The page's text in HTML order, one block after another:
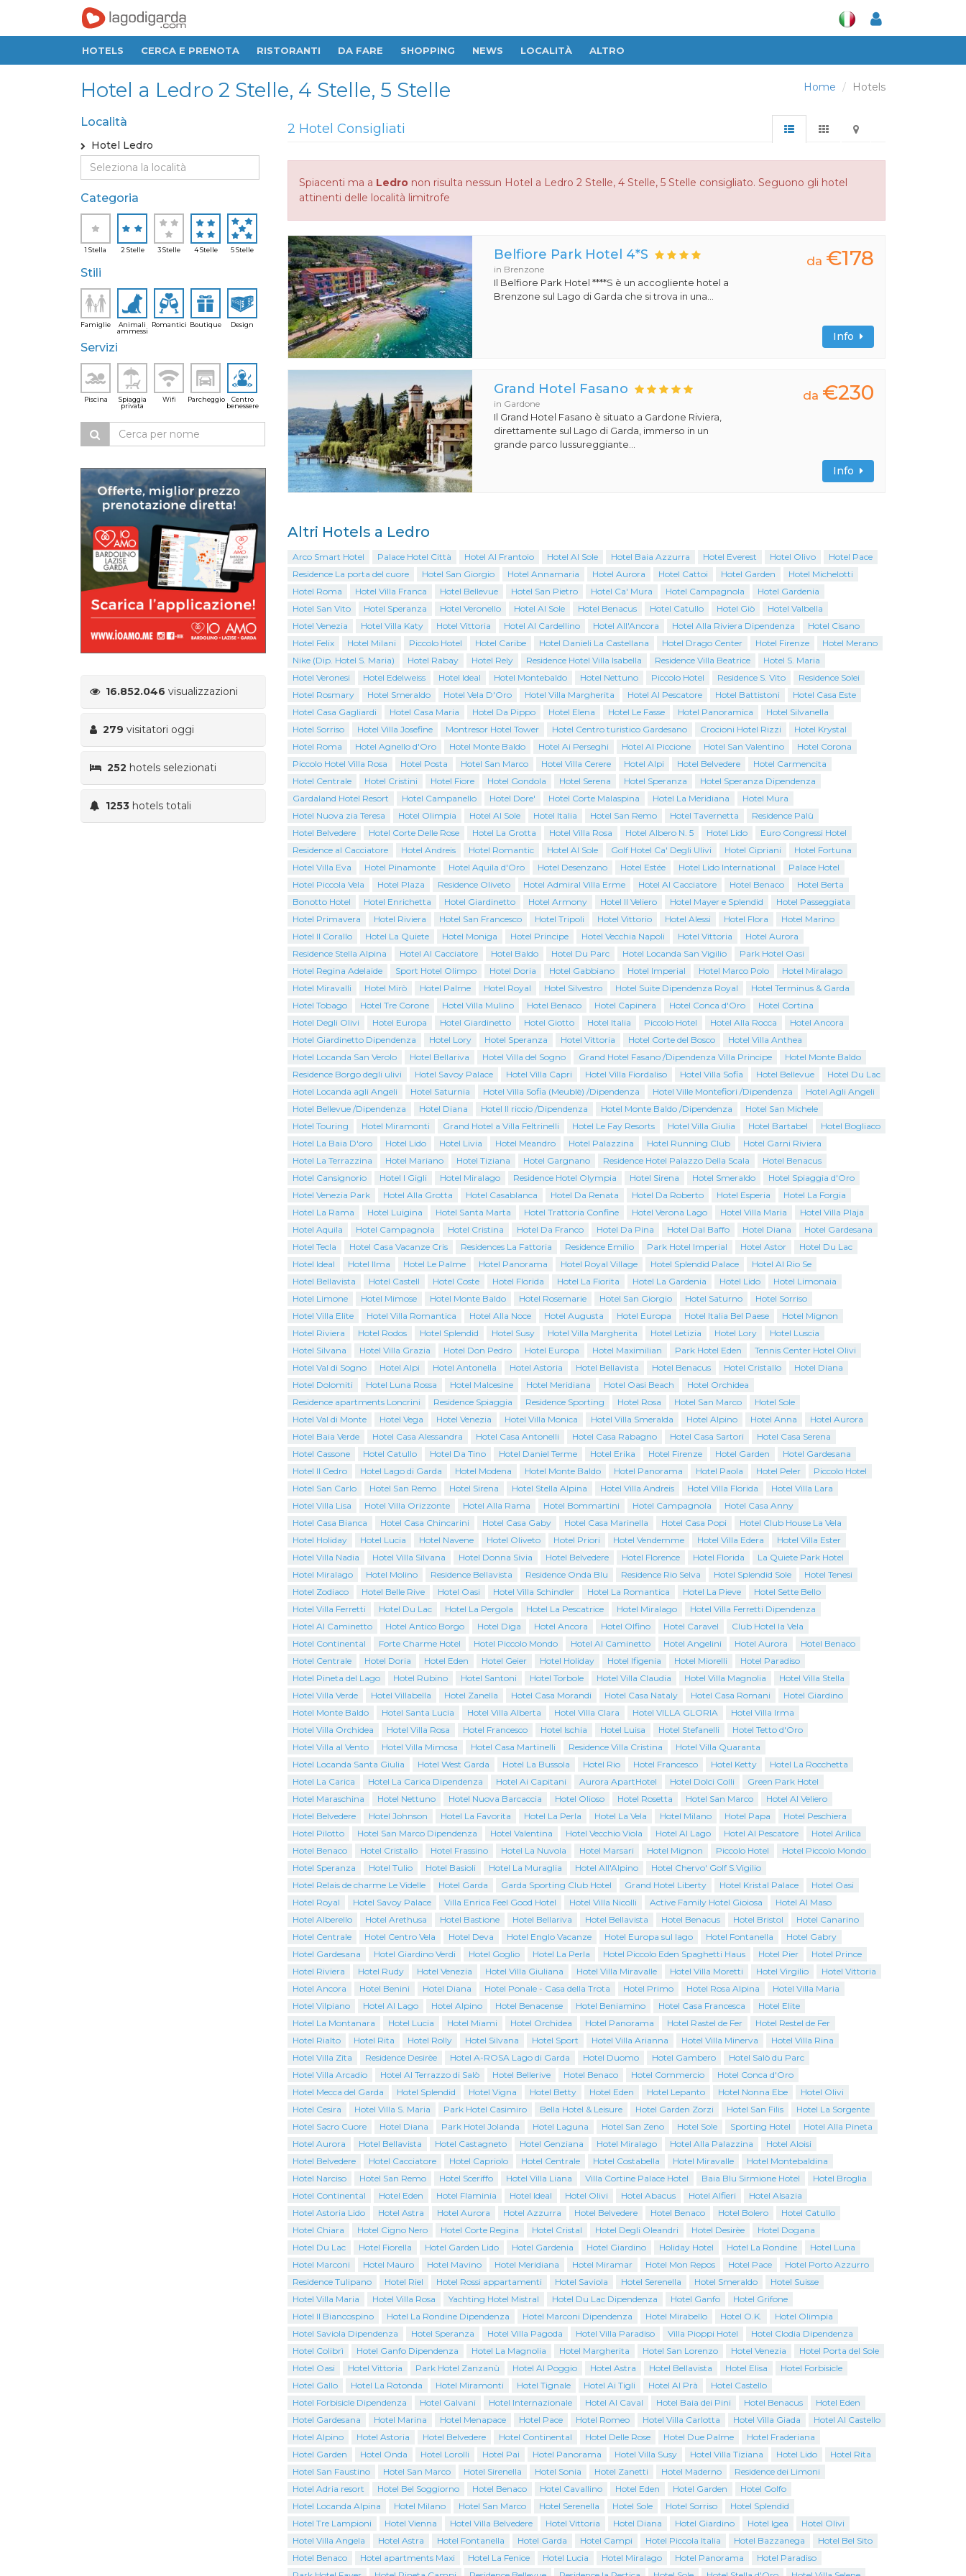
HOTELS CERCA E PRENOTA RISTORANTI DA FARE SHOPPING NEWS LOCALITÀ ALTRO
Home Hotels
Hotel a Ledro 2 Stelle, 4 Stelle, 5 Stelle
Località
Hotel Ledro
Categoria
1 Stella 2 Stelle 3 Stelle 4 Stelle 5 Stelle
Stili
Famiglie
Animali
ammessi
Romantici Boutique Design
Servizi
Piscina
Spiaggia
privata
Wifi Parcheggio
Centro
benessere
16.852.046 visualizzazioni
279 visitatori oggi
252 hotels selezionati
1253 hotels totali
2 Hotel Consigliati
Spiacenti ma a Ledronon risulta nessun Hotel a Ledro 2 Stelle, 4 Stelle, 5 Stelle consigliato. Seguono gli hotel
attinenti delle località limitrofe
Belfiore Park Hotel 4*S
in Brenzone
Il Belfiore Park Hotel ****S è un accogliente hotel a
Brenzone sul Lago di Garda che si trova in una...
da €178
Info
Grand Hotel Fasano
in Gardone
Il Grand Hotel Fasano è situato a Gardone Riviera,
direttamente sul Lago di Garda, immerso in un
grande parco lussureggiante...
da €230
Info
Altri Hotels a Ledro
Arco Smart Hotel Palace Hotel Città Hotel Al Frantoio Hotel Al Sole Hotel Baia Azzurra Hotel Everest Hotel Olivo
Hotel Pace
Residence La porta del cuore
Hotel San Giorgio Hotel Annamaria Hotel Aurora Hotel Cattoi Hotel Garden
Hotel Michelotti
Hotel Roma
Hotel Villa Franca Hotel Bellevue Hotel San Pietro Hotel Ca' Mura Hotel Campagnola
Hotel Gardenia
Hotel San Vito
Hotel Speranza Hotel Veronello Hotel Al Sole Hotel Benacus Hotel Catullo Hotel Giò
Hotel Valbella
Hotel Venezia
Hotel Villa Katy Hotel Vittoria Hotel Al Cardellino Hotel All'Ancora Hotel Alla Riviera Dipendenza
Hotel Cisano
Hotel Felix
Hotel Milani Piccolo Hotel Hotel Caribe Hotel Danieli La Castellana Hotel Drago Center Hotel Firenze
Hotel Merano
Nike (Dip. Hotel S. Maria)
Hotel Rabay Hotel Rely Residence Hotel Villa Isabella Residence Villa Beatrice
Hotel S. Maria
Hotel Veronesi
Hotel Edelweiss Hotel Ideal Hotel Montebaldo Hotel Nettuno Piccolo Hotel Residence S. Vito
Residence Solei
Hotel Rosmary
Hotel Smeraldo Hotel Vela D'Oro Hotel Villa Margherita Hotel Al Pescatore Hotel Battistoni
Hotel Casa Este
Hotel Casa Gagliardi
Hotel Casa Maria Hotel Da Pippo Hotel Elena Hotel Le Fasse Hotel Panoramica
Hotel Silvanella
Hotel Sorriso
Hotel Villa Josefine Montresor Hotel Tower Hotel Centro turistico Gardesano Crocioni Hotel Rizzi
Hotel Krystal
Hotel Roma
Hotel Agnello d'Oro Hotel Monte Baldo Hotel Ai Perseghi Hotel Al Piccione Hotel San Valentino
Hotel Corona
Piccolo Hotel Villa Rosa
Hotel Posta Hotel San Marco Hotel Villa Cerere Hotel Alpi Hotel Belvedere
Hotel Carmencita
Hotel Centrale
Hotel Cristini Hotel Fiore Hotel Gondola Hotel Serena Hotel Speranza
Hotel Speranza Dipendenza
Gardaland Hotel Resort
Hotel Campanello Hotel Dore' Hotel Corte Malaspina Hotel La Meridiana
Hotel Mura
Hotel Nuova zia Teresa
Hotel Olimpia Hotel Al Sole Hotel Italia Hotel San Remo Hotel Tavernetta
Residence Palù
Hotel Belvedere
Hotel Corte Delle Rose Hotel La Grotta Hotel Villa Rosa Hotel Albero N. 5 Hotel Lido
Euro Congressi Hotel
Residence al Cacciatore
Hotel Andreis Hotel Romantic Hotel Al Sole Golf Hotel Ca' Degli Ulivi Hotel Cipriani
Hotel Fortuna
Hotel Villa Eva
Hotel Pinamonte Hotel Aquila d'Oro Hotel Desenzano Hotel Estée Hotel Lido International
Palace Hotel
Hotel Piccola Vela
Hotel Plaza Residence Oliveto Hotel Admiral Villa Erme Hotel Al Cacciatore Hotel Benaco
Hotel Berta
Bonotto Hotel
Hotel Enrichetta Hotel Giardinetto Hotel Armony Hotel Il Veliero Hotel Mayer e Splendid
Hotel Passeggiata
Hotel Primavera
Hotel Riviera Hotel San Francesco Hotel Tripoli Hotel Vittorio Hotel Alessi Hotel Flora
Hotel Marino
Hotel Il Corallo
Hotel La Quiete Hotel Moniga Hotel Principe Hotel Vecchia Napoli Hotel Vittoria
Hotel Aurora
Residence Stella Alpina
Hotel Al Cacciatore Hotel Baldo Hotel Du Parc Hotel Locanda San Vigilio
Park Hotel Oasi
Hotel Regina Adelaide
Sport Hotel Olimpo Hotel Doria Hotel Gabbiano Hotel Imperial Hotel Marco Polo
Hotel Miralago
Hotel Miravalli
Hotel Mirò Hotel Palme Hotel Royal Hotel Silvestro Hotel Suite Dipendenza Royal
Hotel Terminus & Garda
Hotel Tobago
Hotel Tre Corone Hotel Villa Mulino Hotel Benaco Hotel Capinera Hotel Conca d'Oro
Hotel Cortina
Hotel Degli Olivi
Hotel Europa Hotel Giardinetto Hotel Giotto Hotel Italia Piccolo Hotel Hotel Alla Rocca
Hotel Ancora
Hotel Giardinetto Dipendenza
Hotel Lory Hotel Speranza Hotel Vittoria Hotel Corte del Bosco
Hotel Villa Anthea
Hotel Locanda San Verolo
Hotel Bellariva Hotel Villa del Sogno Grand Hotel Fasano /Dipendenza Villa Principe
Hotel Monte Baldo
Residence Borgo degli ulivi
Hotel Savoy Palace Hotel Villa Capri Hotel Villa Fiordaliso Hotel Villa Sofia Hotel Bellevue
Hotel Du Lac
Hotel Locanda agli Angeli
Hotel Saturnia Hotel Villa Sofia (Meublè) /Dipendenza Hotel Ville Montefiori /Dipendenza
Hotel Agli Angeli
Hotel Bellevue /Dipendenza
Hotel Diana Hotel Il riccio /Dipendenza Hotel Monte Baldo /Dipendenza
Hotel San Michele
Hotel Touring
Hotel Miramonti Grand Hotel a Villa Feltrinelli Hotel Le Fay Resorts Hotel Villa Giulia Hotel Bartabel
Hotel Bogliaco
Hotel La Baia D'oro
Hotel Lido Hotel Livia Hotel Meandro Hotel Palazzina Hotel Running Club
Hotel Garni Riviera
Hotel La Terrazzina
Hotel Mariano Hotel Tiziana Hotel Gargnano Residence Hotel Palazzo Della Scala
Hotel Benacus
Hotel Cansignorio
Hotel I Gigli Hotel Miralago Residence Hotel Olympia Hotel Sirena Hotel Smeraldo
Hotel Spiaggia d'Oro
Hotel Venezia Park
Hotel Alla Grotta Hotel Casablanca Hotel Da Renata Hotel Da Roberto Hotel Esperia
Hotel La Forgia
Hotel La Rama
Hotel Luigina Hotel Santa Marta Hotel Trattoria Confine Hotel Verona Lago Hotel Villa Maria
Hotel Villa Plaja
Hotel Aquila
Hotel Campagnola Hotel Cristina Hotel Da Franco Hotel Da Pina Hotel Dal Baffo Hotel Diana
Hotel Gardesana
Hotel Tecla
Hotel Casa Vacanze Cris Residences La Fattoria Residence Emilio Park Hotel Imperial Hotel Astor
Hotel Du Lac
Hotel Ideal
Hotel Ilma Hotel Le Palme Hotel Panorama Hotel Royal Village Hotel Splendid Palace
Hotel Al Rio Se
Hotel Bellavista
Hotel Castell Hotel Coste Hotel Florida Hotel La Fiorita Hotel La Gardenia Hotel Lido
Hotel Limonaia
Hotel Limone
Hotel Mimose Hotel Monte Baldo Hotel Rosemarie Hotel San Giorgio Hotel Saturno
Hotel Sorriso
Hotel Villa Elite
Hotel Villa Romantica Hotel Alla Noce Hotel Augusta Hotel Europa Hotel Italia Bel Paese
Hotel Mignon
Hotel Riviera
Hotel Rodos Hotel Splendid Hotel Susy Hotel Villa Margherita Hotel Letizia Hotel Lory
Hotel Luscia
Hotel Silvana
Hotel Villa Grazia Hotel Don Pedro Hotel Europa Hotel Maximilian Park Hotel Eden
Tennis Center Hotel Olivi
Hotel Val di Sogno
Hotel Alpi Hotel Antonella Hotel Astoria Hotel Bellavista Hotel Benacus Hotel Cristallo
Hotel Diana
Hotel Dolomiti
Hotel Luna Rossa Hotel Malcesine Hotel Meridiana Hotel Oasi Beach
Hotel Orchidea
Residence apartments Loncrini
Residence Spiaggia Residence Sporting Hotel Rosa Hotel San Marco
Hotel Sole
Hotel Val di Monte
Hotel Vega Hotel Venezia Hotel Villa Monica Hotel Villa Smeralda Hotel Alpino Hotel Anna
Hotel Aurora
Hotel Baia Verde
Hotel Casa Alessandra Hotel Casa Antonelli Hotel Casa Rabagno Hotel Casa Sartori
Hotel Casa Serena
Hotel Cassone
Hotel Catullo Hotel Da Tino Hotel Daniel Terme Hotel Erika Hotel Firenze Hotel Garden
Hotel Gardesana
Hotel Il Cedro
Hotel Lago di Garda Hotel Modena Hotel Monte Baldo Hotel Panorama Hotel Paola Hotel Peler
Piccolo Hotel
Hotel San Carlo
Hotel San Remo Hotel Sirena Hotel Stella Alpina Hotel Villa Andreis Hotel Villa Florida
Hotel Villa Lara
Hotel Villa Lisa
Hotel Villa Orizzonte Hotel Alla Rama Hotel Bommartini Hotel Campagnola
Hotel Casa Anny
Hotel Casa Bianca
Hotel Casa Chincarini Hotel Casa Gaby Hotel Casa Marinella Hotel Casa Popi
Hotel Club House La Vela
Hotel Holiday
Hotel Lucia Hotel Navene Hotel Oliveto Hotel Priori Hotel Vendemme Hotel Villa Edera
Hotel Villa Ester
Hotel Villa Nadia
Hotel Villa Silvana Hotel Donna Sivia Hotel Belvedere Hotel Florence Hotel Florida
La Quiete Park Hotel
Hotel Miralago
Hotel Molino Residence Bellavista Residence Onda Blu Residence Rio Selva Hotel Splendid Sole
Hotel Tenesi
Hotel Zodiaco
Hotel Belle Rive Hotel Oasi Hotel Villa Schindler Hotel La Romantica Hotel La Pieve
Hotel Sette Bello
Hotel Villa Ferretti
Hotel Du Lac Hotel La Pergola Hotel La Pescatrice Hotel Miralago
Hotel Villa Ferretti Dipendenza
Hotel Al Caminetto
Hotel Antico Borgo Hotel Diga Hotel Ancora Hotel Olfino Hotel Caravel
Club Hotel la Vela
Hotel Continental
Forte Charme Hotel Hotel Piccolo Mondo Hotel Al Caminetto Hotel Angelini Hotel Aurora
Hotel Benaco
Hotel Centrale
Hotel Doria Hotel Eden Hotel Geier Hotel Holiday Hotel Ifigenia Hotel Miorelli
Hotel Paradiso
Hotel Pineta del Lago
Hotel Rubino Hotel Santoni Hotel Torbole Hotel Villa Claudia Hotel Villa Magnolia
Hotel Villa Stella
Hotel Villa Verde
Hotel Villabella Hotel Zanella Hotel Casa Morandi Hotel Casa Nataly Hotel Casa Romani
Hotel Giardino
Hotel Monte Baldo
Hotel Santa Lucia Hotel Villa Alberta Hotel Villa Clara Hotel VILLA GLORIA
Hotel Villa Irma
Hotel Villa Orchidea
Hotel Villa Rosa Hotel Francesco Hotel Ischia Hotel Luisa Hotel Stefanelli
Hotel Tetto d'Oro
Hotel Villa al Vento
Hotel Villa Mimosa Hotel Casa Martinelli Residence Villa Cristina
Hotel Villa Quaranta
Hotel Locanda Santa Giulia
Hotel West Garda Hotel La Bussola Hotel Rio Hotel Francesco Hotel Ketty
Hotel La Rocchetta
Hotel La Carica
Hotel La Carica Dipendenza Hotel Ai Capitani Aurora ApartHotel Hotel Dolci Colli
Green Park Hotel
Hotel Maraschina
Hotel Nettuno Hotel Nuova Barcaccia Hotel Olioso Hotel Rosetta Hotel San Marco
Hotel Al Veliero
Hotel Belvedere
Hotel Johnson Hotel La Favorita Hotel La Perla Hotel La Vela Hotel Milano Hotel Papa
Hotel Peschiera
Hotel Pilotto
Hotel San Marco Dipendenza Hotel Valentina Hotel Vecchio Viola Hotel Al Lago Hotel Al Pescatore
Hotel Arilica
Hotel Benaco
Hotel Cristallo Hotel Frassino Hotel La Nuvola Hotel Marsari Hotel Mignon Piccolo Hotel
Hotel Piccolo Mondo
Hotel Speranza
Hotel Tulio Hotel Basioli Hotel La Muraglia Hotel All'Alpino
Hotel Chervo' Golf S.Vigilio
Hotel Relais de charme Le Videlle
Hotel Garda Garda Sporting Club Hotel Grand Hotel Liberty Hotel Kristal Palace
Hotel Oasi
Hotel Royal
Hotel Savoy Palace Villa Enrica Feel Good Hotel Hotel Villa Nicolli Active Family Hotel Gioiosa
Hotel Al Maso
Hotel Alberello
Hotel Arethusa Hotel Bastione Hotel Bellariva Hotel Bellavista Hotel Benacus Hotel Bristol
Hotel Canarino
Hotel Centrale
Hotel Centro Vela Hotel Deva Hotel Englo Vacanze Hotel Europa sul lago Hotel Fontanella
Hotel Gabry
Hotel Gardesana
Hotel Giardino Verdi Hotel Goglio Hotel La Perla Hotel Piccolo Eden Spaghetti Haus Hotel Pier
Hotel Prince
Hotel Riviera
Hotel Rudy Hotel Venezia Hotel Villa Giuliana Hotel Villa Miravalle Hotel Villa Moretti Hotel Virgilio
Hotel Vittoria
Hotel Ancora
Hotel Benini Hotel Diana Hotel Ponale - Casa della Trota Hotel Primo Hotel Rosa Alpina
Hotel Villa Maria
Hotel Vilpiano
Hotel Al Lago Hotel Alpino Hotel Benacense Hotel Beniamino Hotel Casa Francesca
Hotel Elite
Hotel La Montanara
Hotel Lucia Hotel Miami Hotel Orchidea Hotel Panorama Hotel Rastel de Fer
Hotel Restel de Fer
Hotel Rialto
Hotel Rita Hotel Rolly Hotel Silvana Hotel Sport Hotel Villa Arianna Hotel Villa Minerva
Hotel Villa Rina
Hotel Villa Zita
Residence Desirèe Hotel A-ROSA Lago di Garda Hotel Duomo Hotel Gambero
Hotel Salò du Parc
Hotel Villa Arcadio
Hotel Al Terrazzo di Salò Hotel Bellerive Hotel Benaco Hotel Commercio
Hotel Conca d'Oro
Hotel Mecca del Garda
Hotel Splendid Hotel Vigna Hotel Betty Hotel Eden Hotel Lepanto Hotel Nonna Ebe
Hotel Olivi
Hotel Cesira
Hotel Villa S. Maria Park Hotel Casimiro Bella Hotel & Leisure Hotel Garden Zorzi Hotel San Filis
Hotel La Sorgente
Hotel Sacro Cuore
Hotel Diana Park Hotel Jolanda Hotel Laguna Hotel San Zeno Hotel Sole Sporting Hotel
Hotel Alla Pineta
Hotel Aurora
Hotel Bellavista Hotel Castagneto Hotel Genziana Hotel Miralago Hotel Alla Palazzina
Hotel Aloisi
Hotel Belvedere
Hotel Cacciatore Hotel Capriolo Hotel Centrale Hotel Costabella Hotel Miravalle
Hotel Montebaldina
Hotel Narciso
Hotel San Remo Hotel Sceriffo Hotel Villa Liana Villa Cortine Palace Hotel Baia Blu Sirmione Hotel
Hotel Broglia
Hotel Continental
Hotel Eden Hotel Flaminia Hotel Ideal Hotel Olivi Hotel Abacus Hotel Alfieri
Hotel Alsazia
Hotel Astoria Lido
Hotel Astra Hotel Aurora Hotel Azzurra Hotel Belvedere Hotel Benaco Hotel Bolero
Hotel Catullo
Hotel Chiara
Hotel Cigno Nero Hotel Corte Regina Hotel Cristal Hotel Degli Oleandri Hotel Desirèe
Hotel Dogana
Hotel Du Lac
Hotel Fiorella Hotel Garden Lido Hotel Gardenia Hotel Giardino Holiday Hotel Hotel La Rondine
Hotel Luna
Hotel Marconi
Hotel Mauro Hotel Mavino Hotel Meridiana Hotel Miramar Hotel Mon Repos Hotel Pace
Hotel Porto Azzurro
Residence Tulipano
Hotel Riel Hotel Rossi appartamenti Hotel Saviola Hotel Serenella Hotel Smeraldo
Hotel Suisse
Hotel Villa Maria
Hotel Villa Rosa Yachting Hotel Mistral Hotel Du Lac Dipendenza Hotel Ganfo
Hotel Grifone
Hotel Il Biancospino
Hotel La Rondine Dipendenza Hotel Marconi Dipendenza Hotel Mirabello Hotel O.K.
Hotel Olimpia
Hotel Saviola Dipendenza
Hotel Speranza Hotel Villa Pagoda Hotel Villa Paradiso Villa Pioppi Hotel
Hotel Clodia Dipendenza
Hotel Colibrì
Hotel Ganfo Dipendenza Hotel La Magnolia Hotel Margherita Hotel San Lorenzo Hotel Venezia
Hotel Porta del Sole
Hotel Oasi
Hotel Vittoria Park Hotel Zanzanù Hotel Al Poggio Hotel Astra Hotel Bellavista Hotel Elisa
Hotel Forbisicle
Hotel Gallo
Hotel La Rotonda Hotel Miramonti Hotel Tignale Hotel Ai Tigli Hotel Al Prà
Hotel Castello
Hotel Forbisicle Dipendenza
Hotel Galvani Hotel Internazionale Hotel Al Caval Hotel Baia dei Pini Hotel Benacus
Hotel Eden
Hotel Gardesana
Hotel Marina Hotel Menapace Hotel Pace Hotel Romeo Hotel Villa Carlotta Hotel Villa Giada
Hotel Al Castello
Hotel Alpino
Hotel Astoria Hotel Belvedere Hotel Continental Hotel Delle Rose Hotel Due Palme
Hotel Fraderiana
Hotel Garden
Hotel Onda Hotel Lorolli Hotel Pai Hotel Panorama Hotel Villa Susy Hotel Villa Tiziana Hotel Lido
Hotel Rita
Hotel San Faustino
Hotel San Marco Hotel Sirenella Hotel Sonia Hotel Zanetti Hotel Maderno
Residence dei Limoni
Hotel Adria resort
Hotel Bel Soggiorno Hotel Benaco Hotel Cavallino Hotel Eden Hotel Garden
Hotel Golfo
Hotel Locanda Alpina
Hotel Milano Hotel San Marco Hotel Serenella Hotel Sole Hotel Sorriso
Hotel Splendid
Hotel Tre Lampioni
Hotel Vienna Hotel Villa Belvedere Hotel Vittoria Hotel Diana Hotel Giardino Hotel Igea
Hotel Olivi
Hotel Villa Angela
Hotel Astra Hotel Fontanella Hotel Garda Hotel Campi Hotel Piccola Italia Hotel Bazzanega
Hotel Bel Sito
Hotel Benaco
Hotel apartments Maxi Hotel La Fenice Hotel Lucia Hotel Miralago Hotel Panorama
Hotel Paradiso